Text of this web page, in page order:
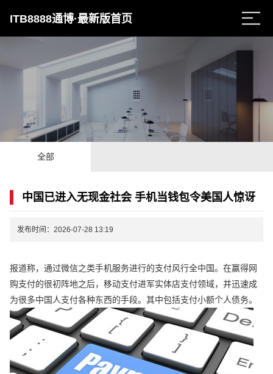
ITB8888通博·最新版首页
全部
中国已进入无现金社会 手机当钱包令美国人惊讶
发布时间：2026-07-28 13:19
报道称，通过微信之类手机服务进行的支付风行全中国。在赢得网
购支付的很初阵地之后，移动支付进军实体店支付领域，并迅速成
为很多中国人支付各种东西的手段。其中包括支付小额个人债务。